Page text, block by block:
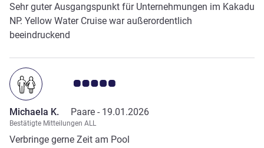
Sehr guter Ausgangspunkt für Unternehmungen im Kakadu
NP. Yellow Water Cruise war außerordentlich
beeindruckend
Note Kundenmeinungen 5.0/5
Michaela K. Paare - 19.01.2026
Bestätigte Mitteilungen ALL
Verbringe gerne Zeit am Pool